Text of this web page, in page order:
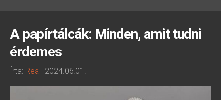
A papírtálcák: Minden, amit tudni
érdemes
Írta: Rea · 2024.06.01.